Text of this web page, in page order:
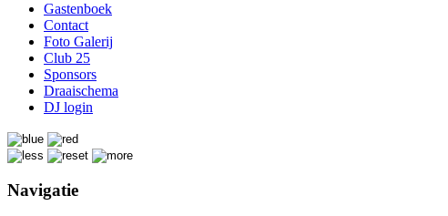
Gastenboek
Contact
Foto Galerij
Club 25
Sponsors
Draaischema
DJ login
Navigatie